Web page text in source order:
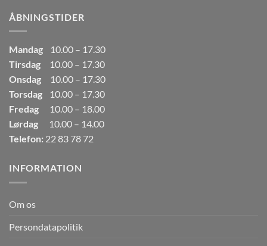
ÅBNINGSTIDER
Mandag
10.00 – 17.30
Tirsdag
10.00 – 17.30
Onsdag
10.00 – 17.30
Torsdag
10.00 – 17.30
Fredag
10.00 – 18.00
Lørdag
10.00 – 14.00
Telefon: 22 83 78 72
INFORMATION
Om os
Persondatapolitik